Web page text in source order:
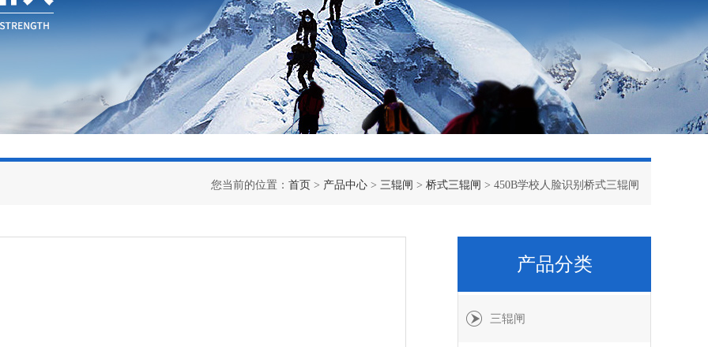
您当前的位置： 首页 > 产品中心 > 三辊闸 > 桥式三辊闸 > 450B学校人脸识别桥式三辊闸
产品分类
三辊闸